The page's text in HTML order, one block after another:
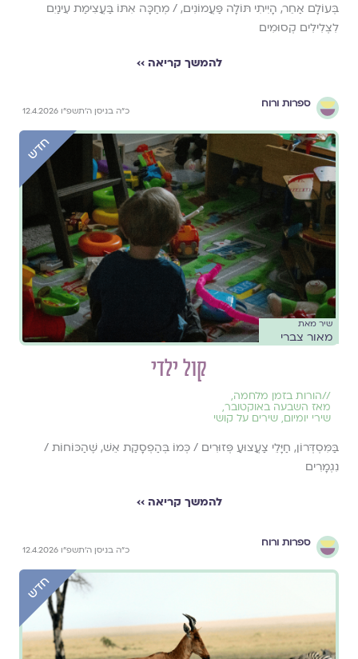
בְּעוֹלָם אַחֵר, הָיִיתִי תּוֹלָה פַּעֲמוֹנִים, / מְחַכָּה אִתּוֹ בַּעֲצִימַת עֵינַיִם
לִצְלִילִים קְסוּמִים
להמשך קריאה ››
ספרות ורוח
כ״ה בניסן ה׳תשפ״ו 12.4.2026
שיר מאת
מאור צברי
קול ילדי
//הורות בזמן מלחמה,
מאז השבעה באוקטובר,
שירי יומיום, שירים על קושי
בַּמִּסְדְּרוֹן, חַיָּלֵי צַעֲצוּעַ פְּזוּרִים / כְּמוֹ בְּהַפְסָקַת אֵשׁ, שֶׁהַכּוֹחוֹת /
נִגְמָרִים
להמשך קריאה ››
ספרות ורוח
כ״ה בניסן ה׳תשפ״ו 12.4.2026